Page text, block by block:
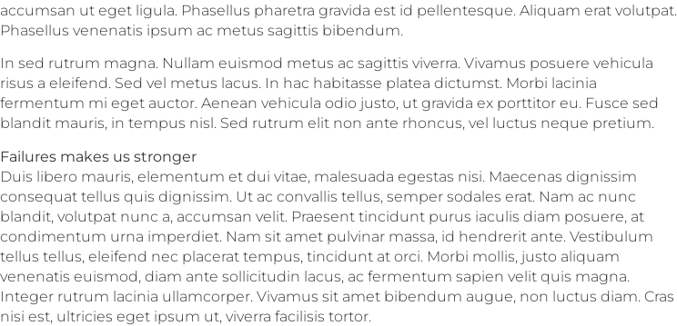
accumsan ut eget ligula. Phasellus pharetra gravida est id pellentesque. Aliquam erat volutpat.
Phasellus venenatis ipsum ac metus sagittis bibendum.
In sed rutrum magna. Nullam euismod metus ac sagittis viverra. Vivamus posuere vehicula
risus a eleifend. Sed vel metus lacus. In hac habitasse platea dictumst. Morbi lacinia
fermentum mi eget auctor. Aenean vehicula odio justo, ut gravida ex porttitor eu. Fusce sed
blandit mauris, in tempus nisl. Sed rutrum elit non ante rhoncus, vel luctus neque pretium.
Failures makes us stronger
Duis libero mauris, elementum et dui vitae, malesuada egestas nisi. Maecenas dignissim
consequat tellus quis dignissim. Ut ac convallis tellus, semper sodales erat. Nam ac nunc
blandit, volutpat nunc a, accumsan velit. Praesent tincidunt purus iaculis diam posuere, at
condimentum urna imperdiet. Nam sit amet pulvinar massa, id hendrerit ante. Vestibulum
tellus tellus, eleifend nec placerat tempus, tincidunt at orci. Morbi mollis, justo aliquam
venenatis euismod, diam ante sollicitudin lacus, ac fermentum sapien velit quis magna.
Integer rutrum lacinia ullamcorper. Vivamus sit amet bibendum augue, non luctus diam. Cras
nisi est, ultricies eget ipsum ut, viverra facilisis tortor.